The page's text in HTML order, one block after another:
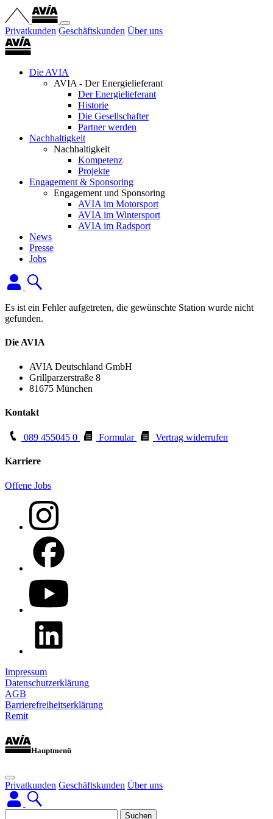
Privatkunden Geschäftskunden Über uns
Die AVIA
AVIA - Der Energielieferant
Der Energielieferant
Historie
Die Gesellschafter
Partner werden
Nachhaltigkeit
Nachhaltigkeit
Kompetenz
Projekte
Engagement & Sponsoring
Engagement und Sponsoring
AVIA im Motorsport
AVIA im Wintersport
AVIA im Radsport
News
Presse
Jobs
Es ist ein Fehler aufgetreten, die gewünschte Station wurde nicht
gefunden.
Die AVIA
AVIA Deutschland GmbH
Grillparzerstraße 8
81675 München
Kontakt
089 455045 0 Formular Vertrag widerrufen
Karriere
Offene Jobs
Impressum
Datenschutzerklärung
AGB
Barrierefreiheitserklärung
Remit
Hauptmenü
Privatkunden Geschäftskunden Über uns
Suchen